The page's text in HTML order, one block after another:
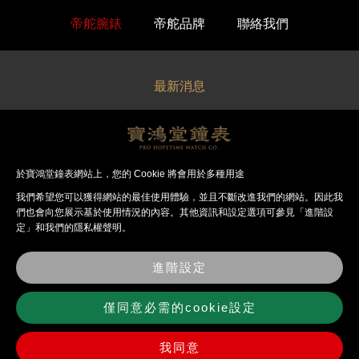
帝舵腕錶 帝舵品牌 聯絡我們
最新消息
關於寶鴻堂
經銷品牌
法律聲明
聯絡我們
於寶鴻堂鐘表網站上，您的 Cookie 將會用於多種用途
我們希望您可以獲得網站的最佳使⽤體驗，並且不斷改進我們的網站。因此我
們也會向您展⽰基於使⽤情況的內容。其他資訊和設定選項可參見「進階設
定」和我們的隱私權聲明。
進階設定
僅同意必需的cookie設定
我同意